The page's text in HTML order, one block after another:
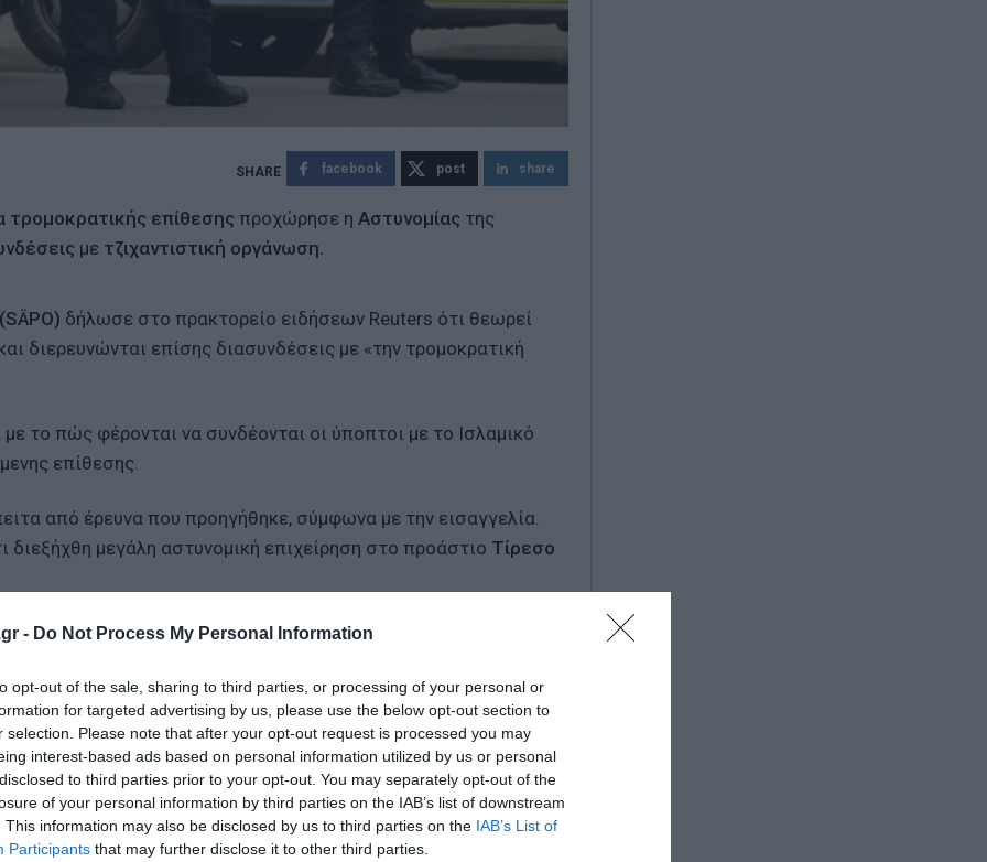
- Do Not Process My Personal Information
opt-out of the sale, sharing to third parties, or processing of your personal or
for targeted advertising by us, please use the below opt-out section to
selection. Please note that after your opt-out request is processed you may
interest-based ads based on personal information utilized by us or personal
to third parties prior to your opt-out. You may separately opt-out of the
of your personal information by third parties on the IAB’s list of downstream
This information may also be disclosed by us to third parties on the IAB’s List of
Participants that may further disclose it to other third parties.
facebook post share
τρομοκρατικής επίθεσης προχώρησε η Αστυνομίας της
με τζιχαντιστική οργάνωση.
δήλωσε στο πρακτορείο ειδήσεων Reuters ότι θεωρεί
διερευνώνται επίσης διασυνδέσεις με «την τρομοκρατική
το πώς φέρονται να συνδέονται οι ύποπτοι με το Ισλαμικό
επίθεσης.
από έρευνα που προηγήθηκε, σύμφωνα με την εισαγγελία.
μεγάλη αστυνομική επιχείρηση στο προάστιο Τίρεσο
του ΝΑΤΟ
σεισμός έως 7,5 Ρίχτερ πολύ κοντά στην Κωνσταντινούπολη
στόχος του πυραύλου να ήταν ο Ουκρανός Πρόεδρος ή ο
Lykavitos.gr στο Google News
όλες τις ειδήσεις